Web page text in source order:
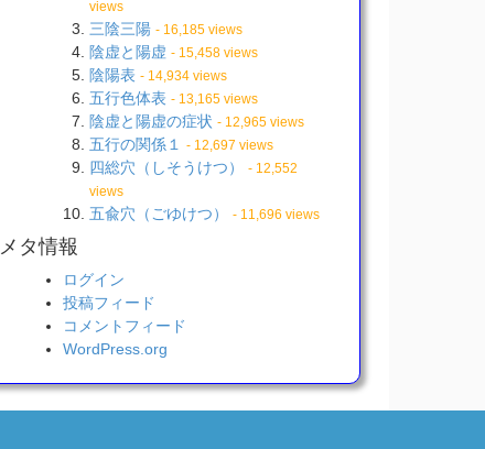
views
三陰三陽 - 16,185 views
陰虚と陽虚 - 15,458 views
陰陽表 - 14,934 views
五行色体表 - 13,165 views
陰虚と陽虚の症状 - 12,965 views
五行の関係１ - 12,697 views
四総穴（しそうけつ）
- 12,552
views
五兪穴（ごゆけつ） - 11,696 views
メタ情報
ログイン
投稿フィード
コメントフィード
WordPress.org